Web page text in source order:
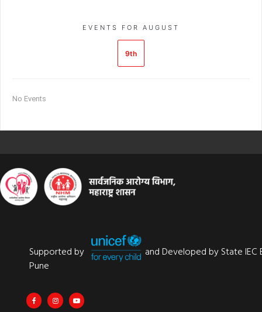
EVENTS FOR AUGUST
9th
No Events
Supported by
and Developed by State IEC
Pune